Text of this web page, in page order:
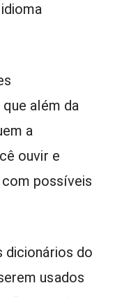
além da
a
ouvir e
possíveis
dicionários do
usados